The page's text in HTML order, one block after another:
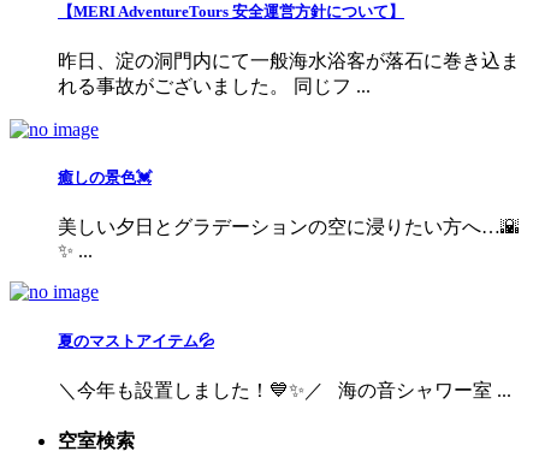
【MERI AdventureTours 安全運営方針について】
昨日、淀の洞門内にて一般海水浴客が落石に巻き込ま
れる事故がございました。 同じフ ...
癒しの景色💓
美しい夕日とグラデーションの空に浸りたい方へ…🌇
✨ ...
夏のマストアイテム💦
＼今年も設置しました！💙✨／ 海の音シャワー室 ...
空室検索